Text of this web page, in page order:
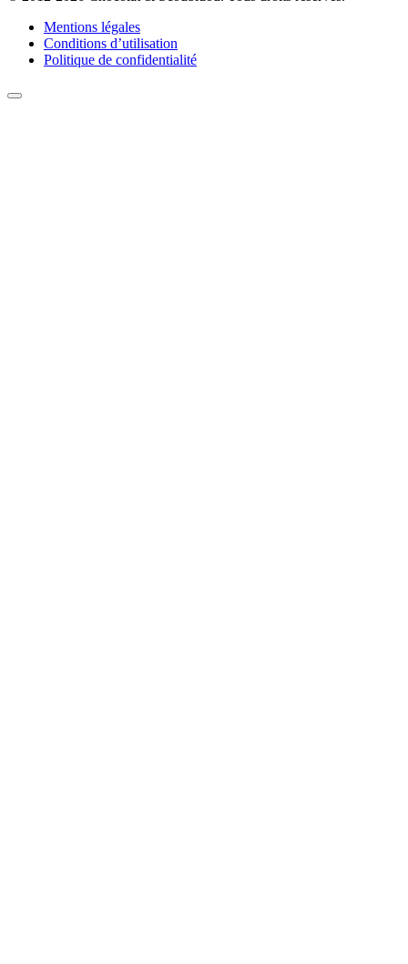
Mentions légales
Conditions d’utilisation
Politique de confidentialité